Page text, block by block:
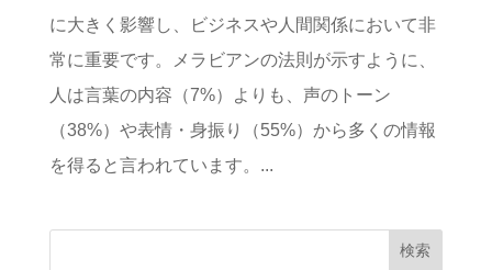
に大きく影響し、ビジネスや人間関係において非
常に重要です。メラビアンの法則が示すように、
人は言葉の内容（7%）よりも、声のトーン
（38%）や表情・身振り（55%）から多くの情報
を得ると言われています。...
検索